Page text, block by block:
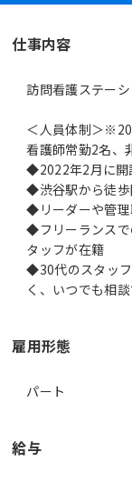
仕事内容
訪問看護ステー
＜人員体制＞
看護師常勤2名、
◆2022年2月に開
◆渋谷駅から徒
◆リーダーや管理
◆フリーランスで
タッフが在籍
◆30代のスタッ
く、いつでも相
雇用形態
パート
給与